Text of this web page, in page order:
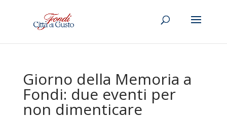
Giorno della Memoria a
Fondi: due eventi per
non dimenticare